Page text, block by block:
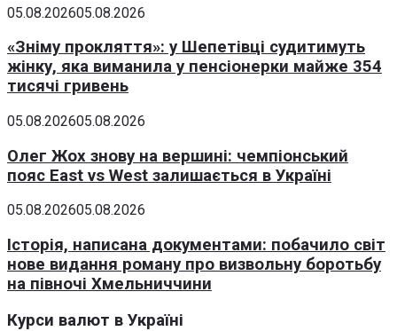
05.08.202605.08.2026
«Зніму прокляття»: у Шепетівці судитимуть
жінку, яка виманила у пенсіонерки майже 354
тисячі гривень
05.08.202605.08.2026
Олег Жох знову на вершині: чемпіонський
пояс East vs West залишається в Україні
05.08.202605.08.2026
Історія, написана документами: побачило світ
нове видання роману про визвольну боротьбу
на півночі Хмельниччини
Курси валют в Україні